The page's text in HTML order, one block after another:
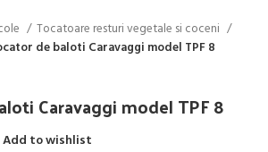
Tocatoare resturi vegetale si coceni
de baloti Caravaggi model TPF 8
Caravaggi model TPF 8
Add to wishlist